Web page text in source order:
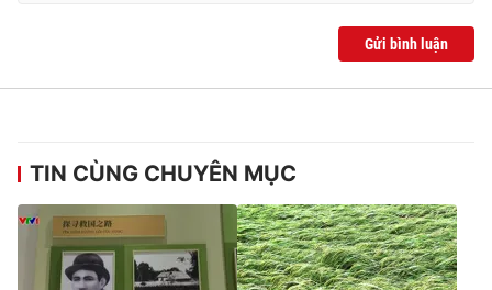
thuận bằng văn bản. Ghi rõ nguồn VTV.vn khi phát hành lại
thông tin từ website này.
Gửi bình luận
TIN CÙNG CHUYÊN MỤC